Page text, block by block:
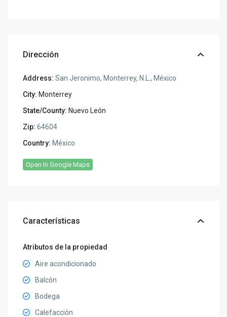
Dirección
Address: San Jeronimo, Monterrey, N.L., México
City: Monterrey
State/County: Nuevo León
Zip: 64604
Country: México
Open In Google Maps
Características
Atributos de la propiedad
Aire acondicionado
Balcón
Bodega
Calefacción